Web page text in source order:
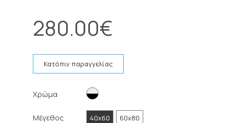
280.00€
Κατόπιν παραγγελίας
Χρώμα
Μέγεθος 40x60 60x80